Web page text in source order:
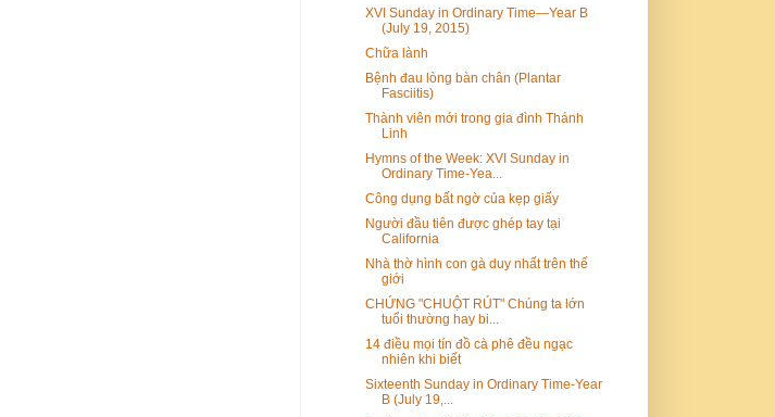
XVI Sunday in Ordinary Time—Year B
(July 19, 2015)
Chữa lành
Bệnh đau lòng bàn chân (Plantar
Fasciitis)
Thành viên mới trong gia đình Thánh
Linh
Hymns of the Week: XVI Sunday in
Ordinary Time-Yea...
Công dụng bất ngờ của kẹp giấy
Người đầu tiên được ghép tay tại
California
Nhà thờ hình con gà duy nhất trên thế
giới
CHỨNG "CHUỘT RÚT" Chúng ta lớn
tuổi thường hay bi...
14 điều mọi tín đồ cà phê đều ngạc
nhiên khi biết
Sixteenth Sunday in Ordinary Time-Year
B (July 19,...